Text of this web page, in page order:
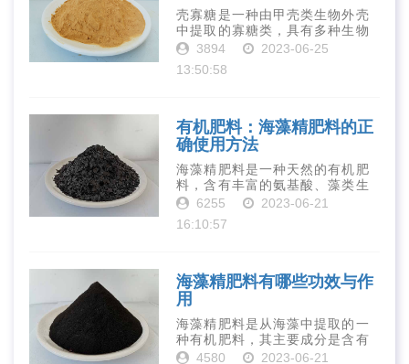
壳寡糖是一种由甲壳类生物外壳
中提取的寡糖类，具有多种生物
活性和营养价值。在农业生产
是作为一种新型的有机肥料，壳
3894
2023-06-25
13:50:58
有机肥料：海藻精肥料的正
确使用方法
海藻精肥料是一种天然的有机肥
料，含有丰富的氨基酸、藻类生
长素、维生素、微量元素、蛋白
力、促进植物生长、增强植物抗
6255
2023-06-21
16:10:57
海藻精肥料有哪些功效与作
用
海藻精肥料是从海藻中提取的一
种有机肥料，其主要成分是含有
丰富的微量元素、植物生长素、
4580 2023-06-21